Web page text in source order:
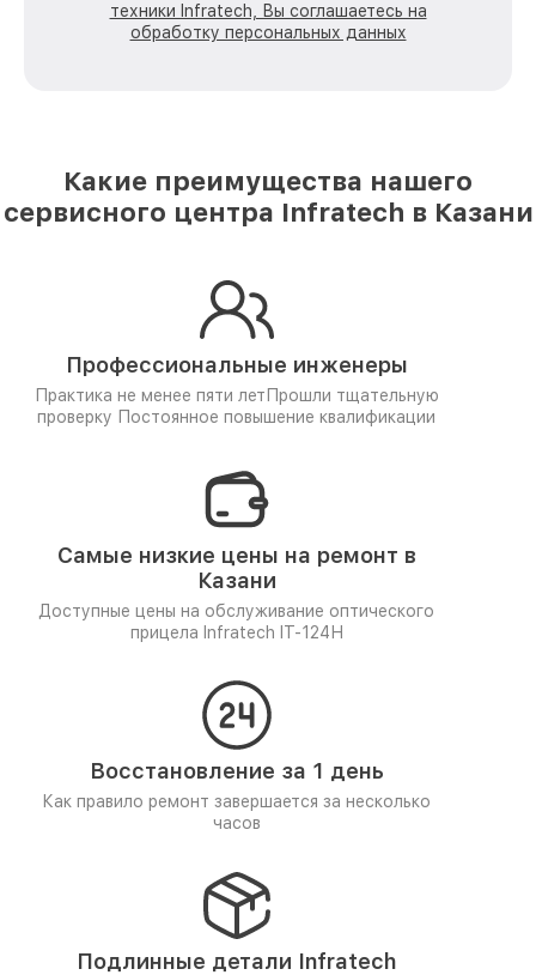
техники Infratech, Вы соглашаетесь на
обработку персональных данных
Какие преимущества нашего
сервисного центра Infratech в Казани
Профессиональные инженеры
Практика не менее пяти лет Прошли тщательную
проверку Постоянное повышение квалификации
Самые низкие цены на ремонт в
Казани
Доступные цены на обслуживание оптического
прицела Infratech IT-124Н
Восстановление за 1 день
Как правило ремонт завершается за несколько
часов
Подлинные детали Infratech